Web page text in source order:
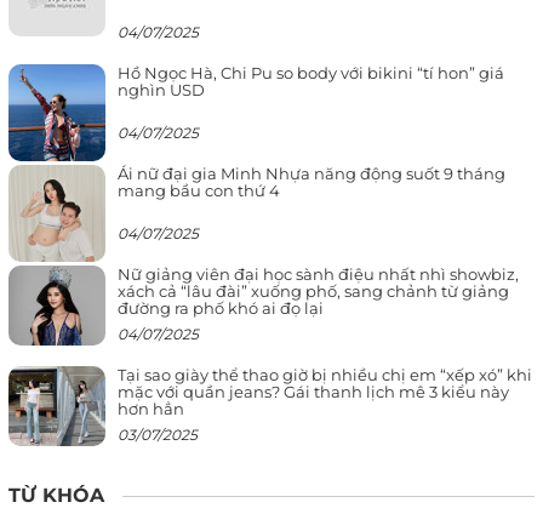
04/07/2025
Hồ Ngọc Hà, Chi Pu so body với bikini “tí hon” giá
nghìn USD
04/07/2025
Ái nữ đại gia Minh Nhựa năng động suốt 9 tháng
mang bầu con thứ 4
04/07/2025
Nữ giảng viên đại học sành điệu nhất nhì showbiz,
xách cả “lâu đài” xuống phố, sang chảnh từ giảng
đường ra phố khó ai đọ lại
04/07/2025
Tại sao giày thể thao giờ bị nhiều chị em “xếp xó” khi
mặc với quần jeans? Gái thanh lịch mê 3 kiểu này
hơn hẳn
03/07/2025
TỪ KHÓA